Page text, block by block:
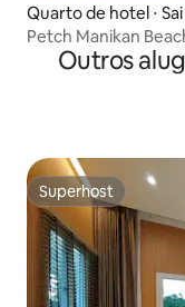
Quarto de hotel ⋅
Petch Manikan
Outros
Superhost
Superhost